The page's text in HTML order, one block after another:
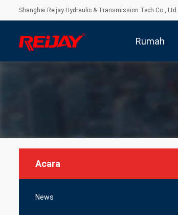
Shanghai Reijay Hydraulic & Transmission Tech Co., Ltd.
Rumah
Acara
News